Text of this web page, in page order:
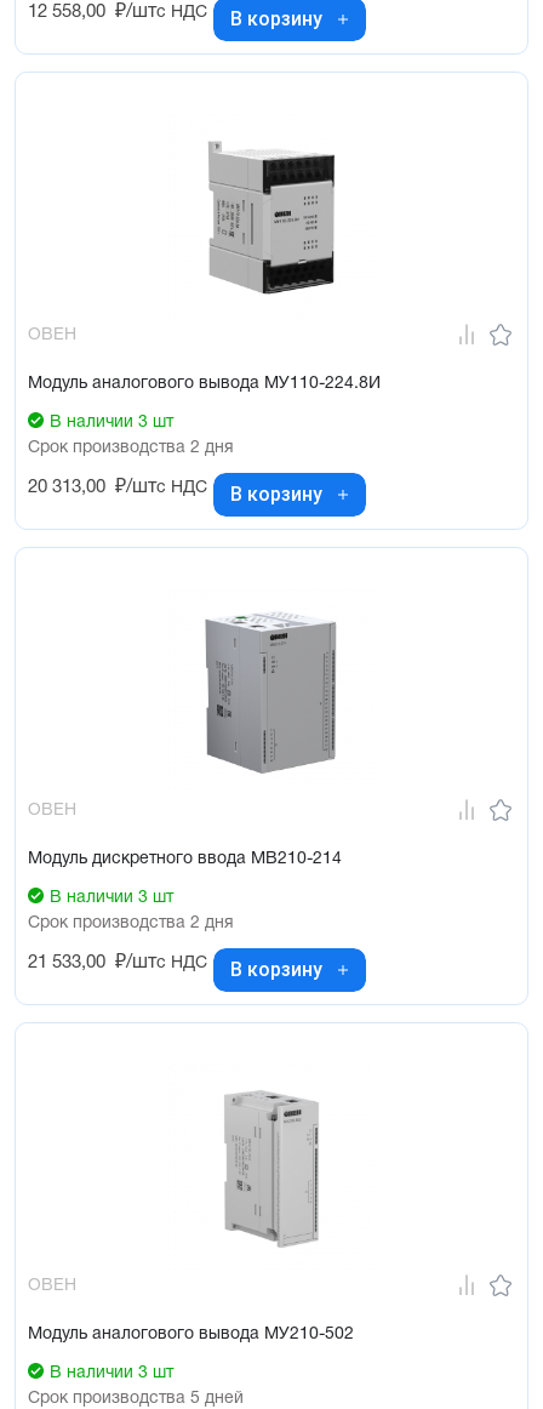
12 558,00 ₽/штс НДС В корзину
ОВЕН
Модуль аналогового вывода МУ110-224.8И
В наличии 3 шт
Срок производства 2 дня
20 313,00 ₽/штс НДС В корзину
ОВЕН
Модуль дискретного ввода МВ210-214
В наличии 3 шт
Срок производства 2 дня
21 533,00 ₽/штс НДС В корзину
ОВЕН
Модуль аналогового вывода МУ210-502
В наличии 3 шт
Срок производства 5 дней